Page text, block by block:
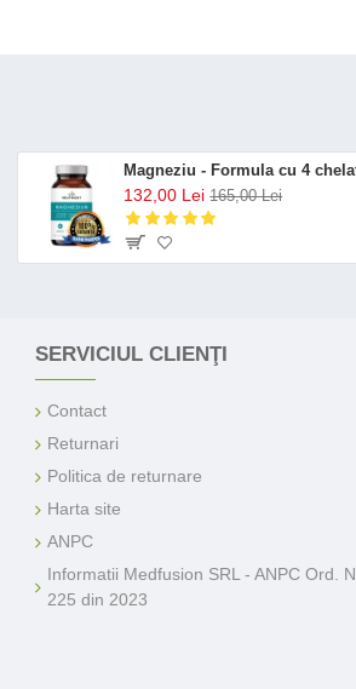
132,00 Lei 165,00 Lei
SERVICIUL CLIENŢI
Contact
Returnari
Politica de returnare
Harta site
ANPC
Informatii Medfusion SRL - ANPC Ord.
225 din 2023